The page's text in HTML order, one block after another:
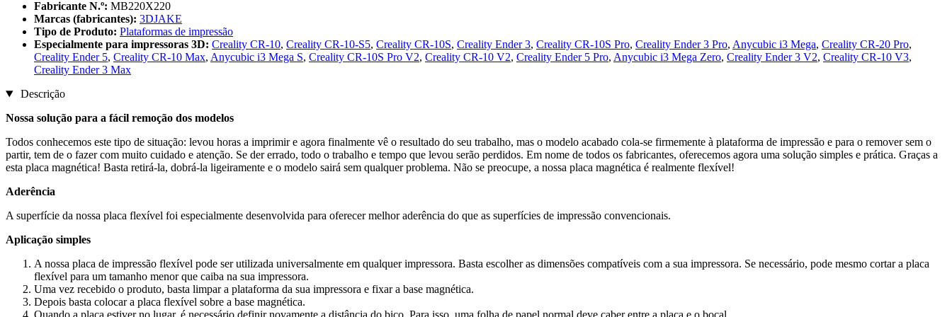
Fabricante N.º: MB220X220
Marcas (fabricantes): 3DJAKE
Tipo de Produto: Plataformas de impressão
Especialmente para impressoras 3D: Creality CR-10, Creality CR-10-S5, Creality CR-10S, Creality Ender 3, Creality CR-10S Pro, Creality Ender 3 Pro, Anycubic i3 Mega, Creality CR-20 Pro,
Creality Ender 5, Creality CR-10 Max, Anycubic i3 Mega S, Creality CR-10S Pro V2, Creality CR-10 V2, Creality Ender 5 Pro, Anycubic i3 Mega Zero, Creality Ender 3 V2, Creality CR-10 V3,
Creality Ender 3 Max
Descrição
Nossa solução para a fácil remoção dos modelos
Todos conhecemos este tipo de situação: levou horas a imprimir e agora finalmente vê o resultado do seu trabalho, mas o modelo acabado cola-se firmemente à plataforma de impressão e para o remover sem o
partir, tem de o fazer com muito cuidado e atenção. Se der errado, todo o trabalho e tempo que levou serão perdidos. Em nome de todos os fabricantes, oferecemos agora uma solução simples e prática. Graças a
esta placa magnética! Basta retirá-la, dobrá-la ligeiramente e o modelo sairá sem qualquer problema. Não se preocupe, a nossa placa magnética é realmente flexível!
Aderência
A superfície da nossa placa flexível foi especialmente desenvolvida para oferecer melhor aderência do que as superfícies de impressão convencionais.
Aplicação simples
A nossa placa de impressão flexível pode ser utilizada universalmente em qualquer impressora. Basta escolher as dimensões compatíveis com a sua impressora. Se necessário, pode mesmo cortar a placa
flexível para um tamanho menor que caiba na sua impressora.
Uma vez recebido o produto, basta limpar a plataforma da sua impressora e fixar a base magnética.
Depois basta colocar a placa flexível sobre a base magnética.
Quando a placa estiver no lugar, é necessário definir novamente a distância do bico. Para isso, uma folha de papel normal deve caber entre a placa e o bocal.